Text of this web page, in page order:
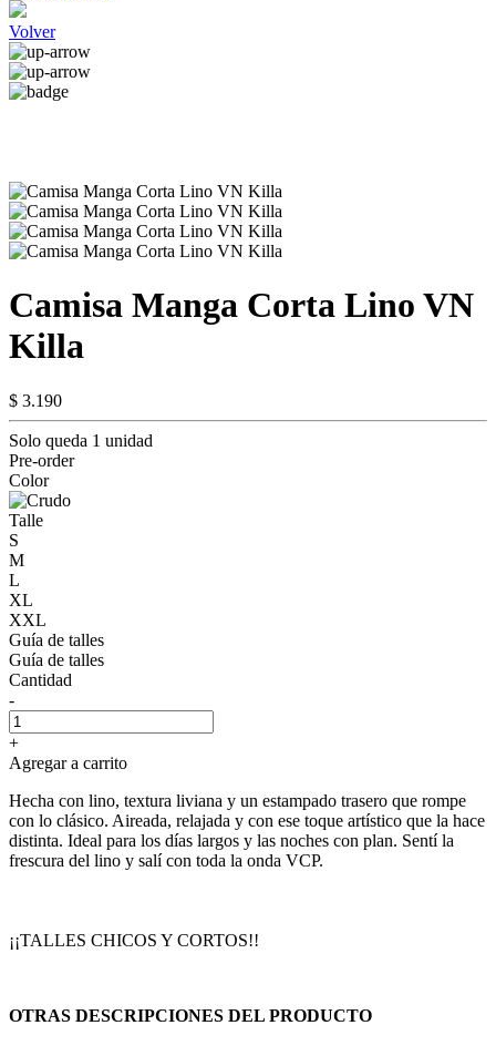
Volver
Camisa Manga Corta Lino VN
Killa
$ 3.190
Solo queda 1 unidad
Pre-order
Color
Talle
S
M
L
XL
XXL
Guía de talles
Guía de talles
Cantidad
-
+
Agregar a carrito
Hecha con lino, textura liviana y un estampado trasero que rompe
con lo clásico. Aireada, relajada y con ese toque artístico que la hace
distinta. Ideal para los días largos y las noches con plan. Sentí la
frescura del lino y salí con toda la onda VCP.
¡¡TALLES CHICOS Y CORTOS!!
OTRAS DESCRIPCIONES DEL PRODUCTO